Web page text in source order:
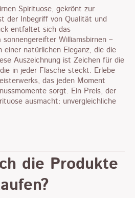
Spirituose, gekrönt zur
der Inbegriff von Qualität und
entfaltet sich das
Williamsbirnen –
einer natürlichen Eleganz, die die
Auszeichnung ist Zeichen für die
in jeder Flasche steckt. Erlebe
das jeden Moment
sorgt. Ein Preis, der
ausmacht: unvergleichliche
die Produkte